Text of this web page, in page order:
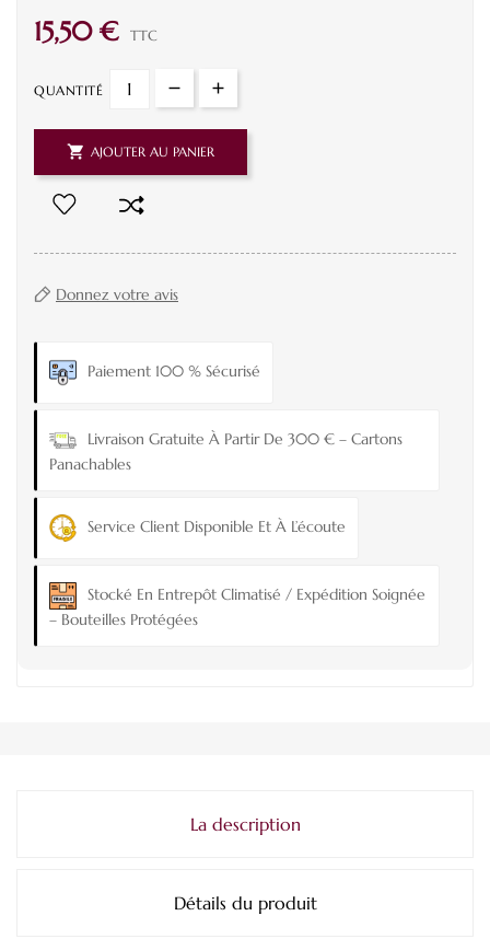
15,50 € TTC
QUANTITÉ
 AJOUTER AU PANIER
Donnez votre avis
Paiement 100 % Sécurisé
Livraison Gratuite À Partir De 300 € – Cartons
Panachables
Service Client Disponible Et À L’écoute
Stocké En Entrepôt Climatisé / Expédition Soignée
– Bouteilles Protégées
La description
Détails du produit